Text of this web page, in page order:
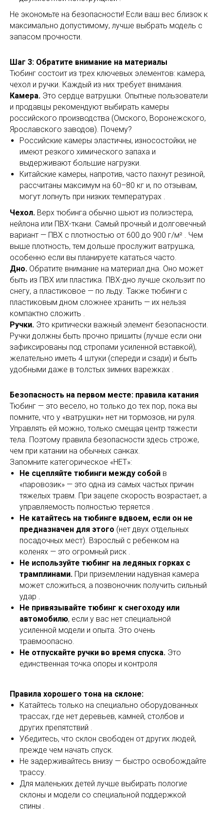
Не экономьте на безопасности! Если ваш вес близок к
максимально допустимому, лучше выбрать модель с
запасом прочности.
Шаг 3: Обратите внимание на материалы
Тюбинг состоит из трех ключевых элементов: камера,
чехол и ручки. Каждый из них требует внимания.
Камера. Это сердце ватрушки. Опытные пользователи
и продавцы рекомендуют выбирать камеры
российского производства (Омского, Воронежского,
Ярославского заводов). Почему?
Российские камеры эластичны, износостойки, не
имеют резкого химического запаха и
выдерживают большие нагрузки.
Китайские камеры, напротив, часто пахнут резиной,
рассчитаны максимум на 60–80 кг и, по отзывам,
могут лопнуть при низких температурах .
Чехол. Верх тюбинга обычно шьют из полиэстера,
нейлона или ПВХ-ткани. Самый прочный и долговечный
вариант — ПВХ с плотностью от 600 до 900 г/м² . Чем
выше плотность, тем дольше прослужит ватрушка,
особенно если вы планируете кататься часто.
Дно. Обратите внимание на материал дна. Оно может
быть из ПВХ или пластика. ПВХ-дно лучше скользит по
снегу, а пластиковое — по льду. Также тюбинги с
пластиковым дном сложнее хранить — их нельзя
компактно сложить .
Ручки. Это критически важный элемент безопасности.
Ручки должны быть прочно пришиты (лучше если они
зафиксированы под стропами усиленной вставкой),
желательно иметь 4 штуки (спереди и сзади) и быть
удобными даже в толстых зимних варежках .
Безопасность на первом месте: правила катания
Тюбинг — это весело, но только до тех пор, пока вы
помните, что у «ватрушки» нет ни тормозов, ни руля.
Управлять ей можно, только смещая центр тяжести
тела. Поэтому правила безопасности здесь строже,
чем при катании на обычных санках.
Запомните категорическое «НЕТ»:
Не сцепляйте тюбинги между собой в
«паровозик» — это одна из самых частых причин
тяжелых травм. При зацепе скорость возрастает, а
управляемость полностью теряется .
Не катайтесь на тюбинге вдвоем, если он не
предназначен для этого (нет двух отдельных
посадочных мест). Взрослый с ребенком на
коленях — это огромный риск .
Не используйте тюбинг на ледяных горках с
трамплинами. При приземлении надувная камера
может сложиться, а позвоночник получить сильный
удар .
Не привязывайте тюбинг к снегоходу или
автомобилю, если у вас нет специальной
усиленной модели и опыта. Это очень
травмоопасно.
Не отпускайте ручки во время спуска. Это
единственная точка опоры и контроля
Правила хорошего тона на склоне:
Катайтесь только на специально оборудованных
трассах, где нет деревьев, камней, столбов и
других препятствий .
Убедитесь, что склон свободен от других людей,
прежде чем начать спуск.
Не задерживайтесь внизу — быстро освобождайте
трассу.
Для маленьких детей лучше выбирать пологие
склоны и модели со специальной поддержкой
спины .